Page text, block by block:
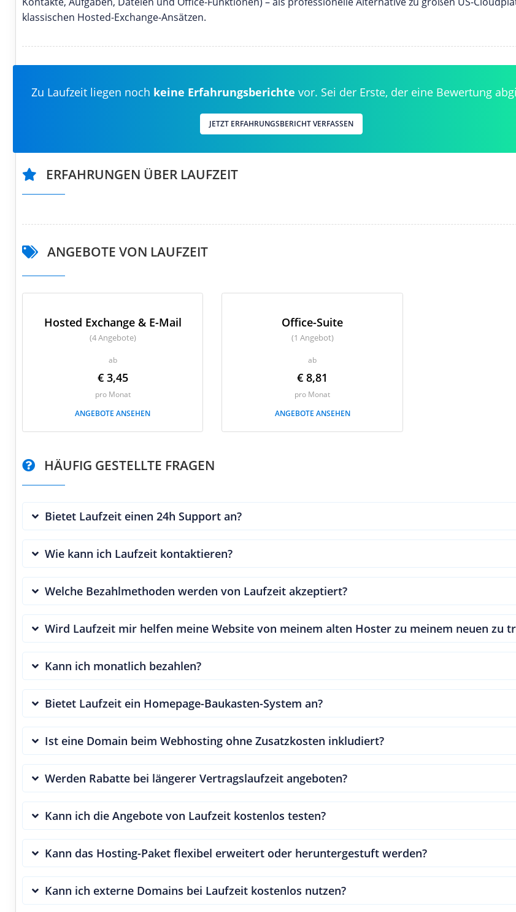
klassischen Hosted-Exchange-Ansätzen.
Zu Laufzeit liegen noch keine Erfahrungsberichte vor. Sei der Erste, der eine Bewertung
JETZT ERFAHRUNGSBERICHT VERFASSEN
ERFAHRUNGEN ÜBER LAUFZEIT
ANGEBOTE VON LAUFZEIT
Hosted Exchange & E-Mail
(4 Angebote)
ab
€ 3,45
pro Monat
ANGEBOTE ANSEHEN
Office-Suite
(1 Angebot)
ab
€ 8,81
pro Monat
ANGEBOTE ANSEHEN
HÄUFIG GESTELLTE FRAGEN
Bietet Laufzeit einen 24h Support an?
Wie kann ich Laufzeit kontaktieren?
Welche Bezahlmethoden werden von Laufzeit akzeptiert?
Wird Laufzeit mir helfen meine Website von meinem alten Hoster zu meinem neuen zu
Kann ich monatlich bezahlen?
Bietet Laufzeit ein Homepage-Baukasten-System an?
Ist eine Domain beim Webhosting ohne Zusatzkosten inkludiert?
Werden Rabatte bei längerer Vertragslaufzeit angeboten?
Kann ich die Angebote von Laufzeit kostenlos testen?
Kann das Hosting-Paket flexibel erweitert oder heruntergestuft werden?
Kann ich externe Domains bei Laufzeit kostenlos nutzen?